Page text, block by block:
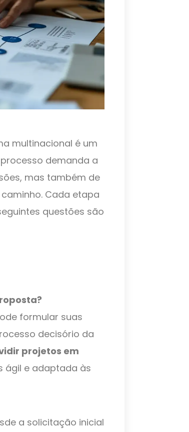
multinacional é um
demanda a
mas também de
Cada etapa
questões são
formular suas
decisório da
projetos em
ágil e adaptada às
a solicitação inicial